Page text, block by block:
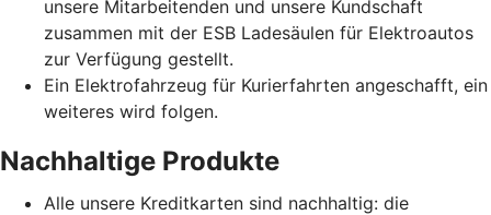
unsere Mitarbeitenden und unsere Kundschaft
zusammen mit der ESB Ladesäulen für Elektroautos
zur Verfügung gestellt.
Ein Elektrofahrzeug für Kurierfahrten angeschafft, ein
weiteres wird folgen.
Nachhaltige Produkte
Alle unsere Kreditkarten sind nachhaltig: die